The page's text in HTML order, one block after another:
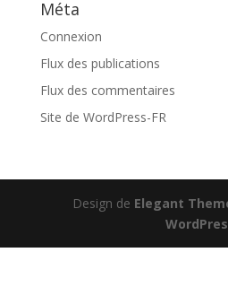
Méta
Connexion
Flux des publications
Flux des commentaires
Site de WordPress-FR
Design de Elegant